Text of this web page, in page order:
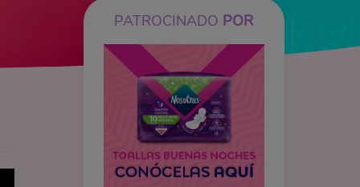
PATROCINADO POR